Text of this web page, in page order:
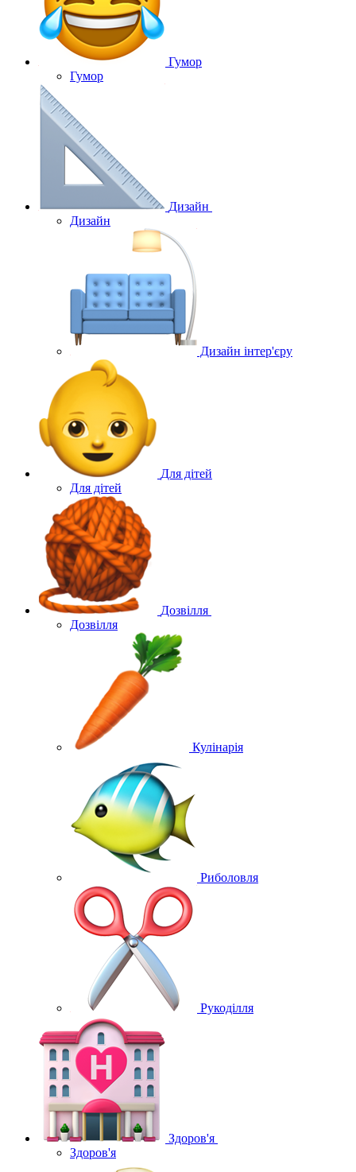
Гумор
Гумор
Дизайн
Дизайн
Дизайн інтер'єру
Для дітей
Для дітей
Дозвілля
Дозвілля
Кулінарія
Риболовля
Рукоділля
Здоров'я
Здоров'я